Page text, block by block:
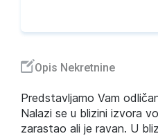
Opis Nekretnine
Predstavljamo Vam
Nalazi se u blizini izvora
zarastao ali je ravan. U